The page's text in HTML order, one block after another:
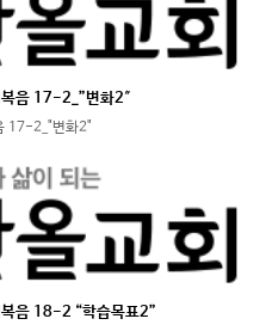
음 17-2_”변화2″
17-2_"변화2"
음 18-2 “학습목표2”